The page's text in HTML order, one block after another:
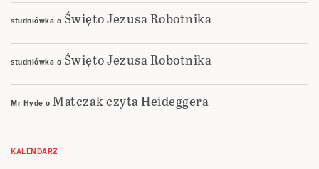
studniówka o Święto Jezusa Robotnika
studniówka o Święto Jezusa Robotnika
Mr Hyde o Matczak czyta Heideggera
KALENDARZ